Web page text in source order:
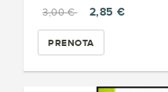
3,00 €
2,85 €
PRENOTA